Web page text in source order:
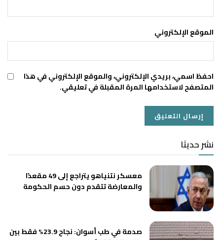
الموقع الإلكتروني
احفظ اسمي، بريدي الإلكتروني، والموقع الإلكتروني في هذا
المتصفح لاستخدامها المرة المقبلة في تعليقي.
نشر حديثا
معسكر نتنياهو يتراجع إلى 49 مقعدًا
والمعارضة تتقدم دون حسم الحكومة
صدمة في طب أسوان: نجاح 23.9% فقط بين